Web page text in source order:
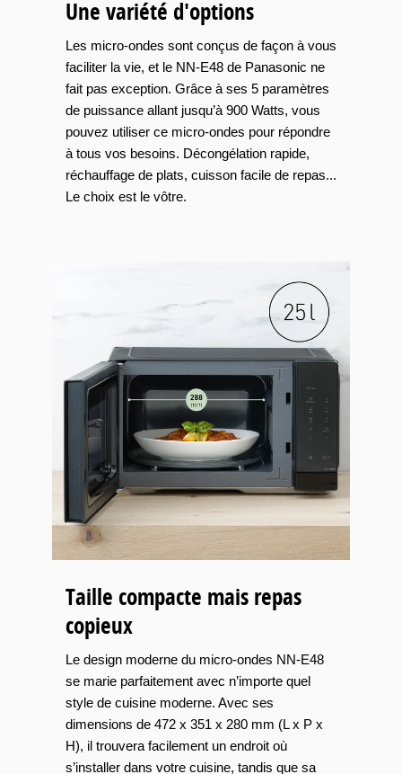
Une variété d'options
Les micro-ondes sont conçus de façon à vous
faciliter la vie, et le NN-E48 de Panasonic ne
fait pas exception. Grâce à ses 5 paramètres
de puissance allant jusqu’à 900 Watts, vous
pouvez utiliser ce micro-ondes pour répondre
à tous vos besoins. Décongélation rapide,
réchauffage de plats, cuisson facile de repas...
Le choix est le vôtre.
Taille compacte mais repas
copieux
Le design moderne du micro-ondes NN-E48
se marie parfaitement avec n’importe quel
style de cuisine moderne. Avec ses
dimensions de 472 x 351 x 280 mm (L x P x
H), il trouvera facilement un endroit où
s’installer dans votre cuisine, tandis que sa